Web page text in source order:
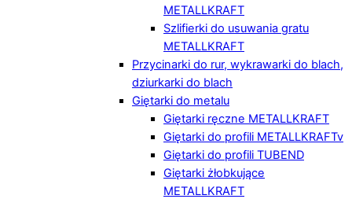
METALLKRAFT
Szlifierki do usuwania gratu
METALLKRAFT
Przycinarki do rur, wykrawarki do blach,
dziurkarki do blach
Giętarki do metalu
Giętarki ręczne METALLKRAFT
Giętarki do profili METALLKRAFTv
Giętarki do profili TUBEND
Giętarki żłobkujące
METALLKRAFT